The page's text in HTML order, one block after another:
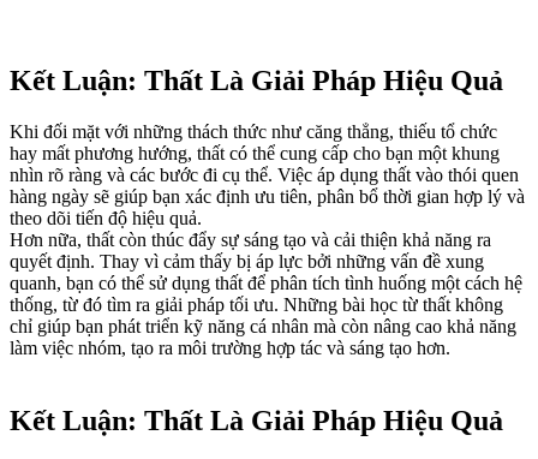
Kết Luận: Thất Là Giải Pháp Hiệu Quả
Khi đối mặt với những thách thức như căng thẳng, thiếu tổ chức
hay mất phương hướng, thất có thể cung cấp cho bạn một khung
nhìn rõ ràng và các bước đi cụ thể. Việc áp dụng thất vào thói quen
hàng ngày sẽ giúp bạn xác định ưu tiên, phân bổ thời gian hợp lý và
theo dõi tiến độ hiệu quả.
Hơn nữa, thất còn thúc đẩy sự sáng tạo và cải thiện khả năng ra
quyết định. Thay vì cảm thấy bị áp lực bởi những vấn đề xung
quanh, bạn có thể sử dụng thất để phân tích tình huống một cách hệ
thống, từ đó tìm ra giải pháp tối ưu. Những bài học từ thất không
chỉ giúp bạn phát triển kỹ năng cá nhân mà còn nâng cao khả năng
làm việc nhóm, tạo ra môi trường hợp tác và sáng tạo hơn.
Kết Luận: Thất Là Giải Pháp Hiệu Quả